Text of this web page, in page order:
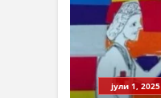
јули 1, 2025